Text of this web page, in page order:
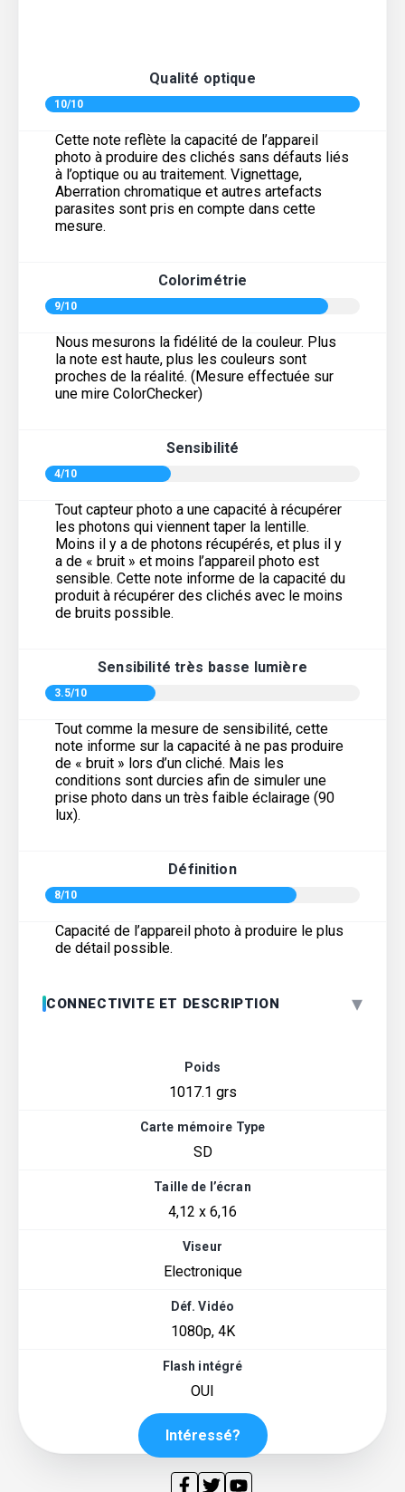
Qualité optique
10/10
Cette note reflète la capacité de l’appareil
photo à produire des clichés sans défauts liés
à l’optique ou au traitement. Vignettage,
Aberration chromatique et autres artefacts
parasites sont pris en compte dans cette
mesure.
Colorimétrie
9/10
Nous mesurons la fidélité de la couleur. Plus
la note est haute, plus les couleurs sont
proches de la réalité. (Mesure effectuée sur
une mire ColorChecker)
Sensibilité
4/10
Tout capteur photo a une capacité à récupérer
les photons qui viennent taper la lentille.
Moins il y a de photons récupérés, et plus il y
a de « bruit » et moins l’appareil photo est
sensible. Cette note informe de la capacité du
produit à récupérer des clichés avec le moins
de bruits possible.
Sensibilité très basse lumière
3.5/10
Tout comme la mesure de sensibilité, cette
note informe sur la capacité à ne pas produire
de « bruit » lors d’un cliché. Mais les
conditions sont durcies afin de simuler une
prise photo dans un très faible éclairage (90
lux).
Définition
8/10
Capacité de l’appareil photo à produire le plus
de détail possible.
CONNECTIVITE ET DESCRIPTION ▾
Poids
1017.1 grs
Carte mémoire Type
SD
Taille de l’écran
4,12 x 6,16
Viseur
Electronique
Déf. Vidéo
1080p, 4K
Flash intégré
OUI
Intéressé?